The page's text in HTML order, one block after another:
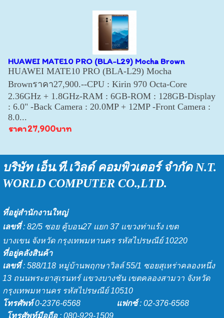
HUAWEI MATE10 PRO (BLA-L29) Mocha Brown
HUAWEI MATE10 PRO (BLA-L29) Mocha
Brownราคา27,900.--CPU : Kirin 970 Octa-Core
2.36GHz + 1.8GHz-RAM : 6GB-ROM : 128GB-Display
: 6.0" -Back Camera : 20.0MP + 12MP -Front Camera :
8.0...
ราคา27,900บาท
บริษัท เอ็น.ที.เวิลด์ คอมพิวเตอร์ จำกัด N.T.
WORLD COMPUTER CO.,LTD.
ที่อยู่สำนักงานใหญ่
เลขที่: 82/5 ซอย คู้บอน27 เเยก 37 เเขวงท่าเเร้ง เขต
บางเขน จังหวัด กรุงเทพมหานคร รหัสไปรษณีย์ 10220
ที่อยู่คลังสินค้า
เลขที่: 588/118 หมู่บ้านพฤกษาวิลล์ 55/1 ซอยสุเหร่าคลองหนึ่ง
13 ถนนพระยาสุเรนทร์ แขวงบางชัน เขตคลองสามวา จังหวัด
กรุงเทพมหานคร รหัสไปรษณีย์ 10510
โทรศัพท์0-2376-6568 แฟกซ์: 02-376-6568
โทรศัพท์มือถือ: 080-929-1509